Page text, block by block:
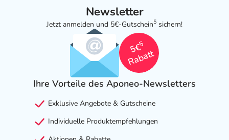
Newsletter
Jetzt anmelden und 5€-Gutschein5 sichern!
5€
5
Rabatt
Ihre Vorteile des Aponeo-Newsletters
Exklusive Angebote & Gutscheine
Individuelle Produktempfehlungen